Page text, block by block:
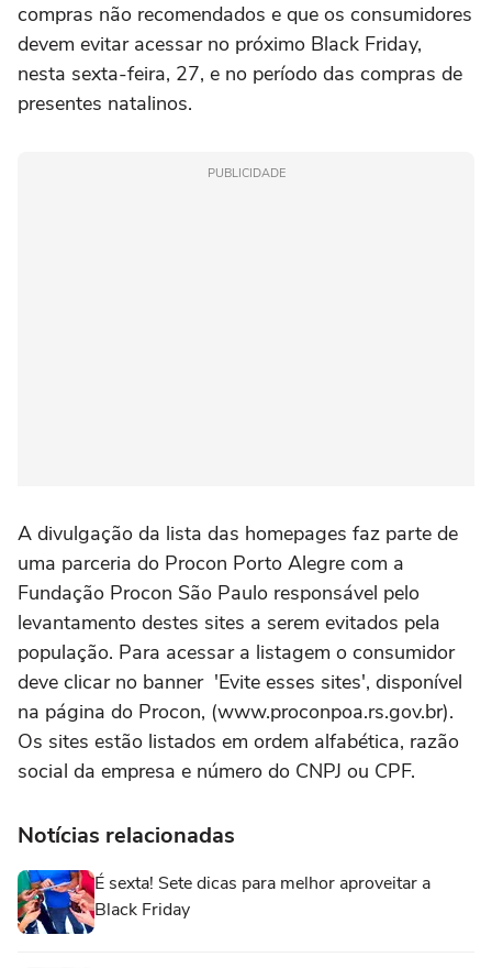
compras não recomendados e que os consumidores
devem evitar acessar no próximo Black Friday,
nesta sexta-feira, 27, e no período das compras de
presentes natalinos.
PUBLICIDADE
A divulgação da lista das homepages faz parte de
uma parceria do Procon Porto Alegre com a
Fundação Procon São Paulo responsável pelo
levantamento destes sites a serem evitados pela
população. Para acessar a listagem o consumidor
deve clicar no banner 'Evite esses sites', disponível
na página do Procon, (www.proconpoa.rs.gov.br).
Os sites estão listados em ordem alfabética, razão
social da empresa e número do CNPJ ou CPF.
Notícias relacionadas
É sexta! Sete dicas para melhor aproveitar a
Black Friday